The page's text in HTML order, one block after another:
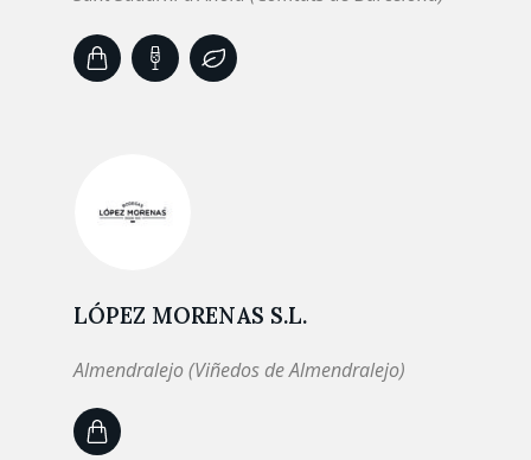
LÓPEZ MORENAS S.L.
Almendralejo (Viñedos de Almendralejo)